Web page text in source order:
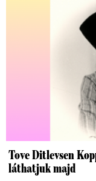
Tove Ditlevsen
láthatjuk majd